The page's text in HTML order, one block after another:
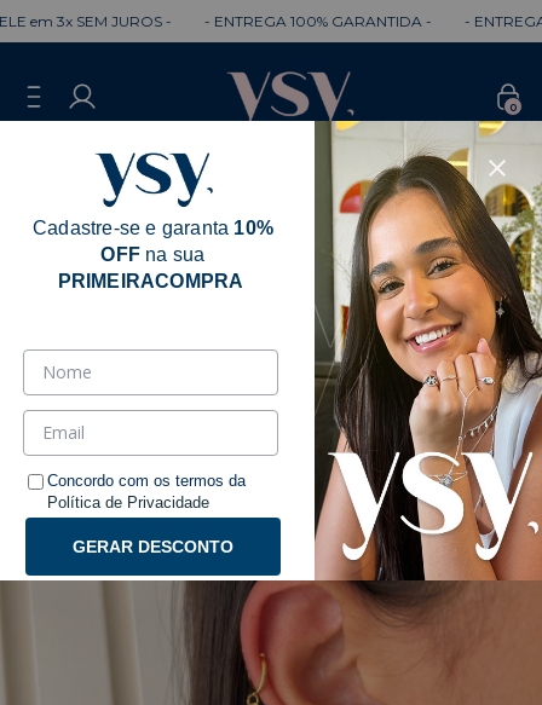
3x SEM JUROS - - ENTREGA 100% GARANTIDA - - ENTREGA
0
Cadastre-se e garanta 10%
OFF na sua
PRIMEIRACOMPRA
Concordo com os termos da
Política de Privacidade
GERAR DESCONTO